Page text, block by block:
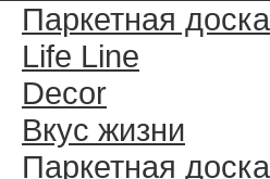
Паркетная
Life Line
Decor
Вкус жизни
Паркетная